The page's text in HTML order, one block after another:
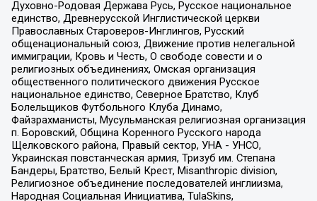
Духовно-Родовая Держава Русь, Русское национальное
единство, Древнерусской Инглистической церкви
Православных Староверов-Инглингов, Русский
общенациональный союз, Движение против нелегальной
иммиграции, Кровь и Честь, О свободе совести и о
религиозных объединениях, Омская организация
общественного политического движения Русское
национальное единство, Северное Братство, Клуб
Болельщиков Футбольного Клуба Динамо,
Файзрахманисты, Мусульманская религиозная организация
п. Боровский, Община Коренного Русского народа
Щелковского района, Правый сектор, УНА - УНСО,
Украинская повстанческая армия, Тризуб им. Степана
Бандеры, Братство, Белый Крест, Misanthropic division,
Религиозное объединение последователей инглиизма,
Народная Социальная Инициатива, TulaSkins,